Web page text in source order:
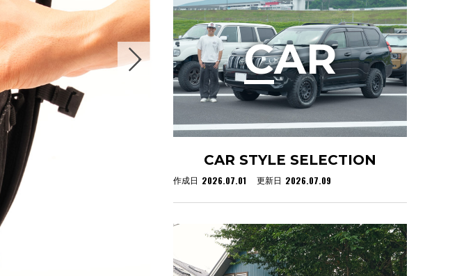
CAR STYLE SELECTION
作成日 2026.07.01 更新日 2026.07.09
CAR